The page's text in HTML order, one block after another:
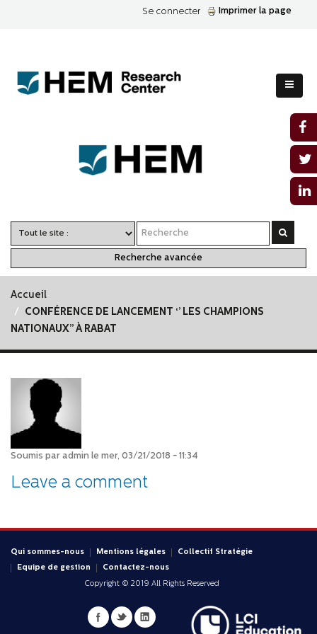
Se connecter Imprimer la page
Recherche avancée
Accueil
CONFÉRENCE DE LANCEMENT ‘’ LES CHAMPIONS
NATIONAUX’’ À RABAT
Soumis par admin le mer, 03/21/2018 - 11:34
Leave a comment
Qui sommes-nous Mentions légales
Collectif Stratégie
Equipe de gestion
Contactez-nous
Copyright © 2019 All Rights Reserved